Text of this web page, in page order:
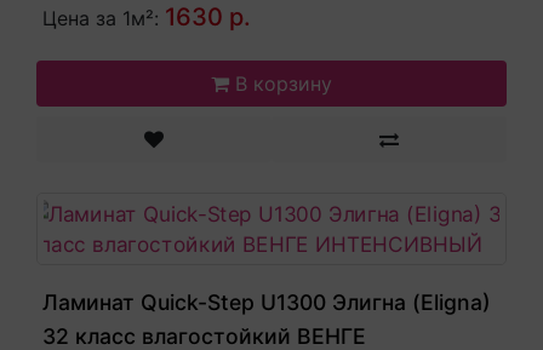
Цена за 1м²: 1630 р.
В корзину
Ламинат Quick-Step U1300 Элигна (Eligna)
32 класс влагостойкий ВЕНГЕ